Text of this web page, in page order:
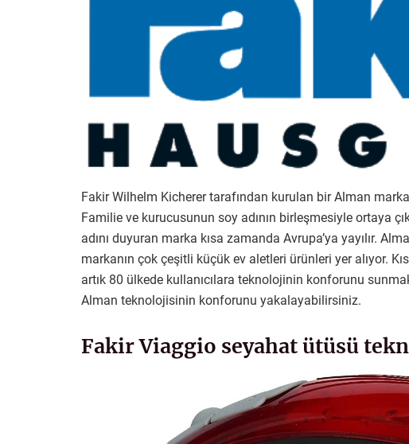
Fakir Wilhelm Kicherer tarafından kurulan bir Alman
Familie ve kurucusunun soy adının birleşmesiyle ortaya
adını duyuran marka kısa zamanda Avrupa’ya yayılır.
markanın çok çeşitli küçük ev aletleri ürünleri yer alıyor.
artık 80 ülkede kullanıcılara teknolojinin konforunu
Alman teknolojisinin konforunu yakalayabilirsiniz.
Fakir Viaggio seyahat ütüsü